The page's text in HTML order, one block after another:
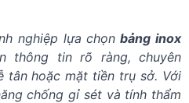
nghiệp lựa chọn bảng inox
thông tin rõ ràng, chuyên
tân hoặc mặt tiền trụ sở. Với
chống gỉ sét và tính thẩm